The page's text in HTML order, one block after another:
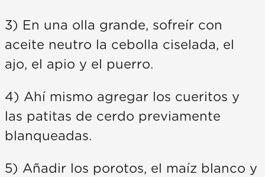
3) En una olla grande, sofreír con
aceite neutro la cebolla ciselada, el
ajo, el apio y el puerro.
4) Ahí mismo agregar los cueritos y
las patitas de cerdo previamente
blanqueadas.
5) Añadir los porotos, el maíz blanco y